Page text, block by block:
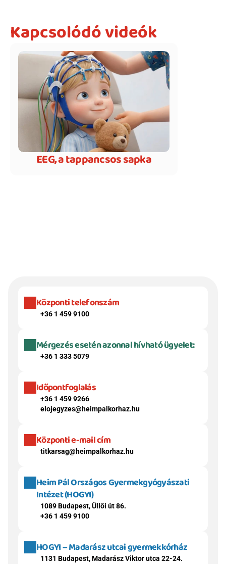
Kapcsolódó videók
EEG, a tappancsos sapka
Központi telefonszám
+36 1 459 9100
Mérgezés esetén azonnal hívható ügyelet:
+36 1 333 5079
Időpontfoglalás
+36 1 459 9266
elojegyzes@heimpalkorhaz.hu
Központi e-mail cím
titkarsag@heimpalkorhaz.hu
Heim Pál Országos Gyermekgyógyászati
Intézet (HOGYI)
1089 Budapest, Üllői út 86.
+36 1 459 9100
HOGYI – Madarász utcai gyermekkórház
1131 Budapest, Madarász Viktor utca 22-24.